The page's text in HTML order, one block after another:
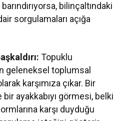
bilinçaltındaki
sorgulamaları açığa
Topuklu
geleneksel toplumsal
karşımıza çıkar. Bir
ayakkabıyı görmesi, belki
karşı duyduğu